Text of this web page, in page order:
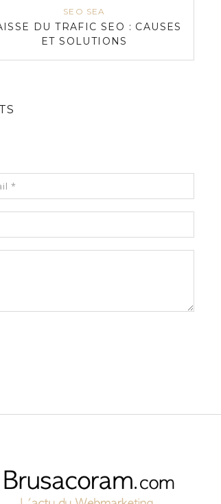
SEO SEA
DU TRAFIC SEO : CAUSES
ET SOLUTIONS